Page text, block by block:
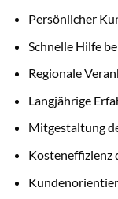
Persönlicher
Schnelle Hilfe
Regionale
Langjährige
Mitgestaltung
Kosteneffizienz